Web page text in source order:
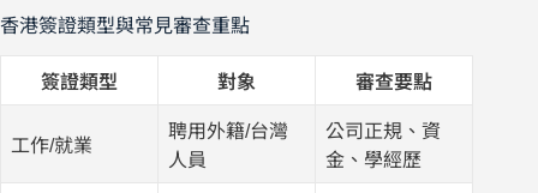
香港簽證類型與常見審查重點
簽證類型 對象 審查要點
工作/就業
聘用外籍/台灣
人員
公司正規、資
金、學經歷